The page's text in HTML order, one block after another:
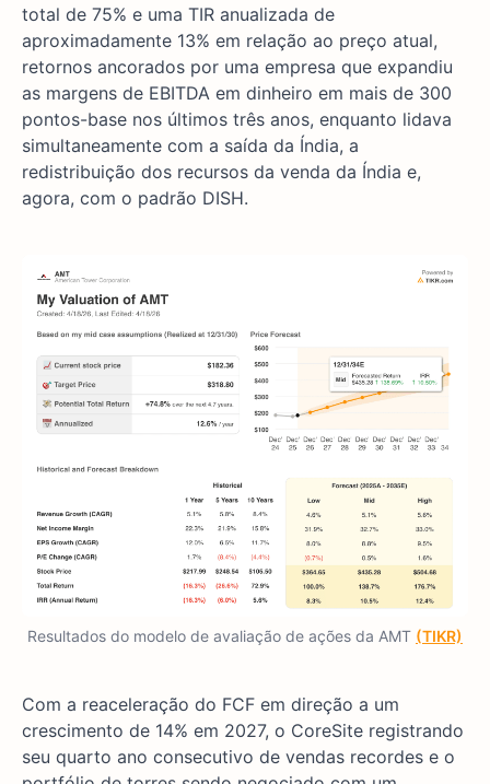
total de 75% e uma TIR anualizada de
aproximadamente 13% em relação ao preço atual,
retornos ancorados por uma empresa que expandiu
as margens de EBITDA em dinheiro em mais de 300
pontos-base nos últimos três anos, enquanto lidava
simultaneamente com a saída da Índia, a
redistribuição dos recursos da venda da Índia e,
agora, com o padrão DISH.
Resultados do modelo de avaliação de ações da AMT (TIKR)
Com a reaceleração do FCF em direção a um
crescimento de 14% em 2027, o CoreSite registrando
seu quarto ano consecutivo de vendas recordes e o